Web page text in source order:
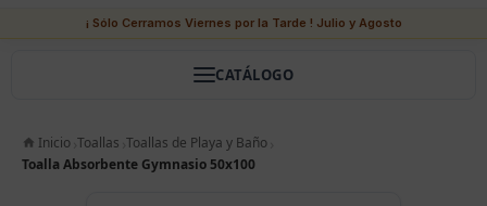
¡ Sólo Cerramos Viernes por la Tarde ! Julio y Agosto
CATÁLOGO
Inicio Toallas Toallas de Playa y Baño
Toalla Absorbente Gymnasio 50x100